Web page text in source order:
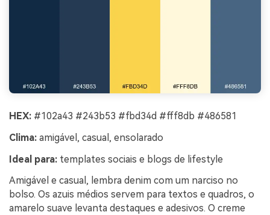
HEX: #102a43 #243b53 #fbd34d #fff8db #486581
Clima: amigável, casual, ensolarado
Ideal para: templates sociais e blogs de lifestyle
Amigável e casual, lembra denim com um narciso no
bolso. Os azuis médios servem para textos e quadros, o
amarelo suave levanta destaques e adesivos. O creme